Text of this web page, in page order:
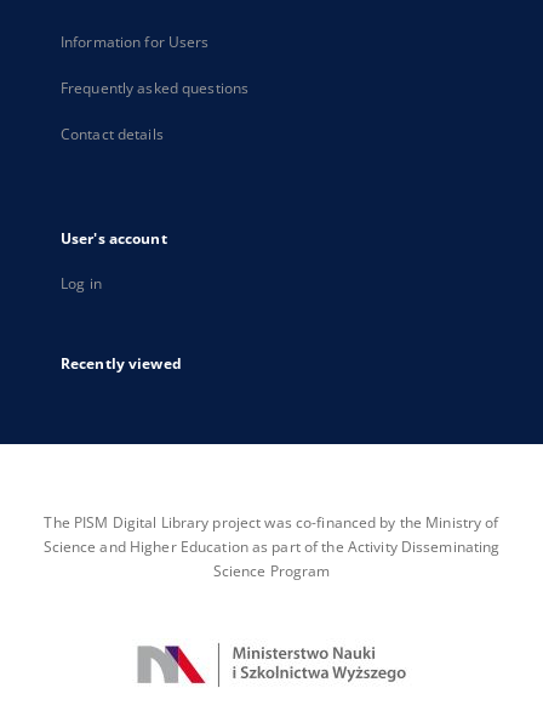
Information for Users
Frequently asked questions
Contact details
User's account
Log in
Recently viewed
The PISM Digital Library project was co-financed by the Ministry of
Science and Higher Education as part of the Activity Disseminating
Science Program